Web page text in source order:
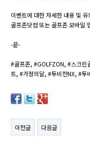
이벤트에 대한 자세한 내용 및 유
골프존닷컴 또는 골프존 모바일
-끝-
#골프존, #GOLFZON, #스크린
트, #가정의달, #투비전NX, #투
이전글 다음글